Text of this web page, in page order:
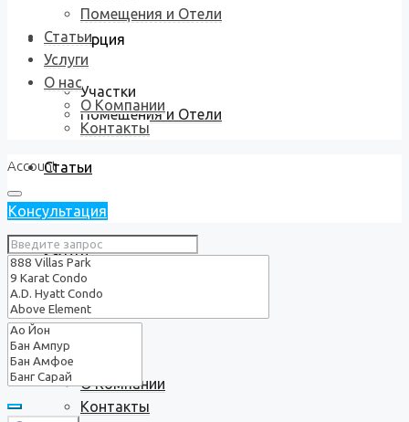
Коммерция
Участки
Помещения и Отели
Статьи
Услуги
О нас
О Компании
Контакты
Помещения и Отели
Статьи
Услуги
О нас
О Компании
Контакты
Account
Консультация